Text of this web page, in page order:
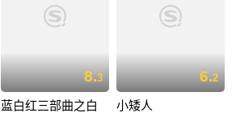
8.3
蓝白红三部曲之白
6.2
小矮人